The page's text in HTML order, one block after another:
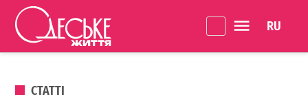
Перейти до вмісту
Життя
ОПУБЛІКОВАНО В
СТАТТІ